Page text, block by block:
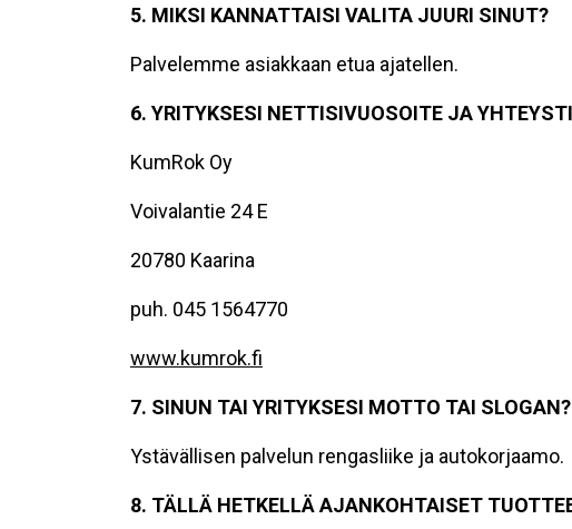
5. MIKSI KANNATTAISI VALITA JUURI SINUT?
Palvelemme asiakkaan etua ajatellen.
6. YRITYKSESI NETTISIVUOSOITE JA
KumRok Oy
Voivalantie 24 E
20780 Kaarina
puh. 045 1564770
www.kumrok.fi
7. SINUN TAI YRITYKSESI MOTTO TAI SLOGAN?
Ystävällisen palvelun rengasliike ja autokorjaamo.
8. TÄLLÄ HETKELLÄ AJANKOHTAISET